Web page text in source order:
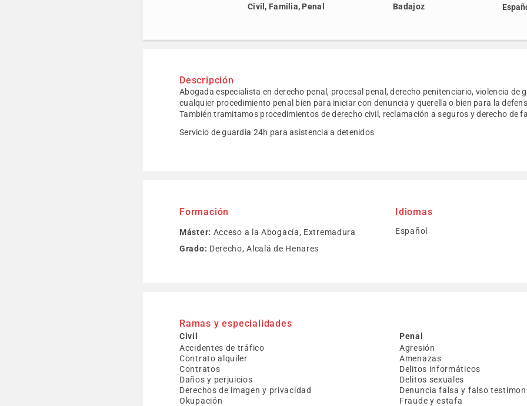
Civil, Familia, Penal
Badajoz
Descripción
Abogada especialista en derecho penal, procesal penal, derecho penitenciario, violencia de
cualquier procedimiento penal bien para iniciar con denuncia y querella o bien para la
También tramitamos procedimientos de derecho civil, reclamación a seguros y derecho de
Servicio de guardia 24h para asistencia a detenidos
Formación
Máster: Acceso a la Abogacía, Extremadura
Grado: Derecho, Alcalá de Henares
Idiomas
Español
Ramas y especialidades
Civil
Accidentes de tráfico
Contrato alquiler
Contratos
Daños y perjuicios
Derechos de imagen y privacidad
Okupación
Penal
Agresión
Amenazas
Delitos informáticos
Delitos sexuales
Denuncia falsa y falso
Fraude y estafa